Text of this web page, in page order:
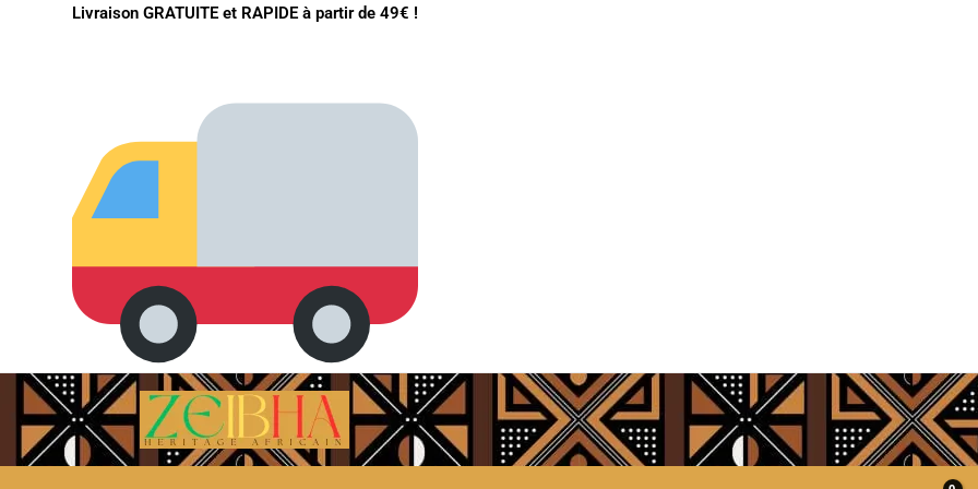
Livraison GRATUITE et RAPIDE à partir de 49€ !